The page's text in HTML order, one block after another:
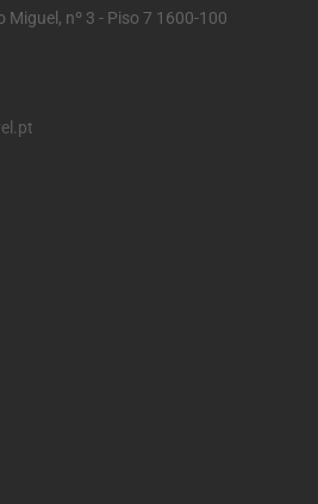
Miguel, nº 3 - Piso 7 1600-100